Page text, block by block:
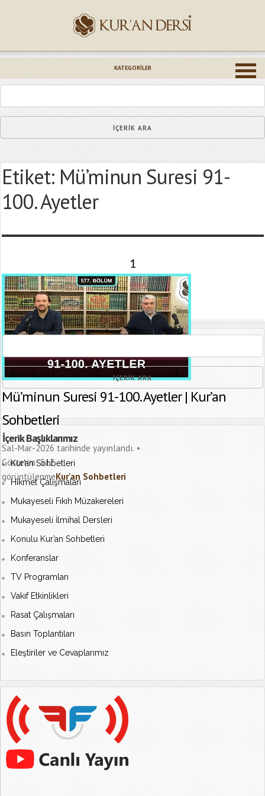
KATEGORILER
Etiket: Mü’minun Suresi 91-
100. Ayetler
1
Mü’minun Suresi 91-100. Ayetler | Kur’an
Sohbetleri
Sal-Mar-2026 tarihinde yayınlandı.
Gösterim: 517
görüntülenmeKur'an Sohbetleri
İçerik Başlıklarımız
Kur’an Sohbetleri
Hikmet Çalışmaları
Mukayeseli Fıkıh Müzakereleri
Mukayeseli İlmihal Dersleri
Konulu Kur’an Sohbetleri
Konferanslar
TV Programları
Vakıf Etkinlikleri
Rasat Çalışmaları
Basın Toplantıları
Eleştiriler ve Cevaplarımız
Epostanız (*)
Yaşadığınız Hatanın Ayrıntıları
[recaptcha]